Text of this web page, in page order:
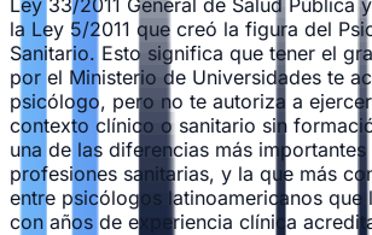
la Ley 5/2011 que creó la figura del
Sanitario. Esto significa que tener el
por el Ministerio de Universidades te
psicólogo, pero no te autoriza a
contexto clínico o sanitario sin
una de las diferencias más
profesiones sanitarias, y la que más
entre psicólogos latinoamericanos que
con años de experiencia clínica